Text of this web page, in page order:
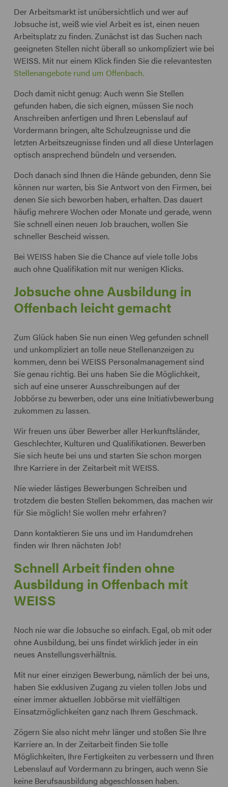
Der Arbeitsmarkt ist unübersichtlich und wer auf
Jobsuche ist, weiß wie viel Arbeit es ist, einen neuen
Arbeitsplatz zu finden. Zunächst ist das Suchen nach
geeigneten Stellen nicht überall so unkompliziert wie bei
WEISS. Mit nur einem Klick finden Sie die relevantesten
Stellenangebote rund um Offenbach.
Doch damit nicht genug: Auch wenn Sie Stellen
gefunden haben, die sich eignen, müssen Sie noch
Anschreiben anfertigen und Ihren Lebenslauf auf
Vordermann bringen, alte Schulzeugnisse und die
letzten Arbeitszeugnisse finden und all diese Unterlagen
optisch ansprechend bündeln und versenden.
Doch danach sind Ihnen die Hände gebunden, denn Sie
können nur warten, bis Sie Antwort von den Firmen, bei
denen Sie sich beworben haben, erhalten. Das dauert
häufig mehrere Wochen oder Monate und gerade, wenn
Sie schnell einen neuen Job brauchen, wollen Sie
schneller Bescheid wissen.
Bei WEISS haben Sie die Chance auf viele tolle Jobs
auch ohne Qualifikation mit nur wenigen Klicks.
Jobsuche ohne Ausbildung in
Offenbach leicht gemacht
Zum Glück haben Sie nun einen Weg gefunden schnell
und unkompliziert an tolle neue Stellenanzeigen zu
kommen, denn bei WEISS Personalmanagement sind
Sie genau richtig. Bei uns haben Sie die Möglichkeit,
sich auf eine unserer Ausschreibungen auf der
Jobbörse zu bewerben, oder uns eine Initiativbewerbung
zukommen zu lassen.
Wir freuen uns über Bewerber aller Herkunftsländer,
Geschlechter, Kulturen und Qualifikationen. Bewerben
Sie sich heute bei uns und starten Sie schon morgen
Ihre Karriere in der Zeitarbeit mit WEISS.
Nie wieder lästiges Bewerbungen Schreiben und
trotzdem die besten Stellen bekommen, das machen wir
für Sie möglich! Sie wollen mehr erfahren?
Dann kontaktieren Sie uns und im Handumdrehen
finden wir Ihren nächsten Job!
Schnell Arbeit finden ohne
Ausbildung in Offenbach mit
WEISS
Noch nie war die Jobsuche so einfach. Egal, ob mit oder
ohne Ausbildung, bei uns findet wirklich jeder in ein
neues Anstellungsverhältnis.
Mit nur einer einzigen Bewerbung, nämlich der bei uns,
haben Sie exklusiven Zugang zu vielen tollen Jobs und
einer immer aktuellen Jobbörse mit vielfältigen
Einsatzmöglichkeiten ganz nach Ihrem Geschmack.
Zögern Sie also nicht mehr länger und stoßen Sie Ihre
Karriere an. In der Zeitarbeit finden Sie tolle
Möglichkeiten, Ihre Fertigkeiten zu verbessern und Ihren
Lebenslauf auf Vordermann zu bringen, auch wenn Sie
keine Berufsausbildung abgeschlossen haben.